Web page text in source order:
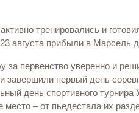
тренировались и
августа прибыли в Марсель
за первенство уверенно и
завершили первый день
день спортивного турнира
– от пьедестала их